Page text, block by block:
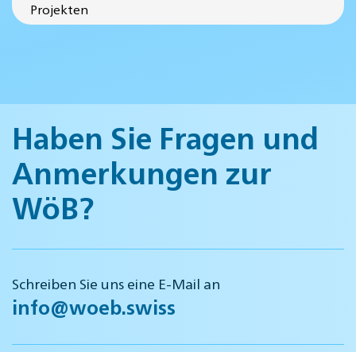
Projekten
Haben Sie Fragen und
Anmerkungen zur
WöB?
Schreiben Sie uns eine E-Mail an
info@woeb.swiss